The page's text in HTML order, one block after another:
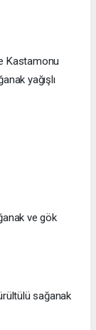
Kastamonu
yağışlı
ve gök
sağanak